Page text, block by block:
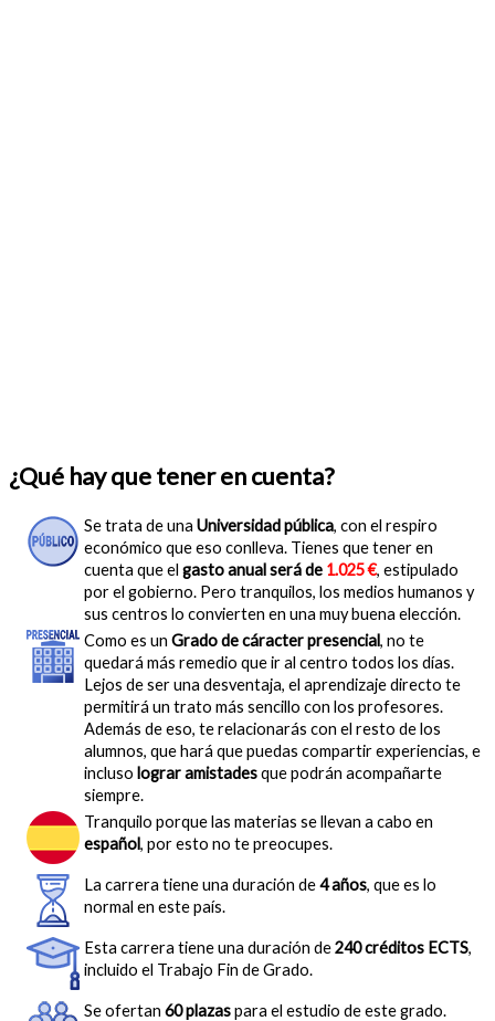
¿Qué hay que tener en cuenta?
Se trata de una Universidad pública, con el respiro
económico que eso conlleva. Tienes que tener en
cuenta que el gasto anual será de 1.025 €, estipulado
por el gobierno. Pero tranquilos, los medios humanos y
sus centros lo convierten en una muy buena elección.
Como es un Grado de cáracter presencial, no te
quedará más remedio que ir al centro todos los días.
Lejos de ser una desventaja, el aprendizaje directo te
permitirá un trato más sencillo con los profesores.
Además de eso, te relacionarás con el resto de los
alumnos, que hará que puedas compartir experiencias, e
incluso lograr amistadesque podrán acompañarte
siempre.
Tranquilo porque las materias se llevan a cabo en
español, por esto no te preocupes.
La carrera tiene una duración de4 años, que es lo
normal en este país.
Esta carrera tiene una duración de240 créditos ECTS,
incluido el Trabajo Fin de Grado.
Se ofertan 60 plazaspara el estudio de este grado.